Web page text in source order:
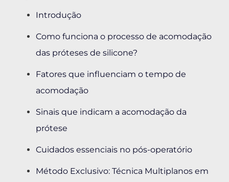
Introdução
Como funciona o processo de acomodação
das próteses de silicone?
Fatores que influenciam o tempo de
acomodação
Sinais que indicam a acomodação da
prótese
Cuidados essenciais no pós-operatório
Método Exclusivo: Técnica Multiplanos em